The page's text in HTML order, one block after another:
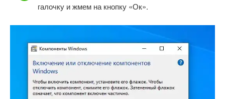
галочку и жмем на кнопку «Ок».